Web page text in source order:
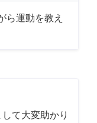
ら運動を教え
て大変助かり